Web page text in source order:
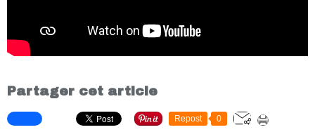
Partager cet article
Repost 0